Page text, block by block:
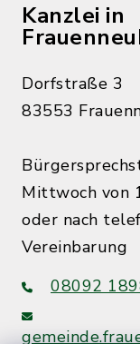
Kanzlei in
Dorfstraße 3
83553
Mittwoch von
oder nach
Vereinbarung
08092